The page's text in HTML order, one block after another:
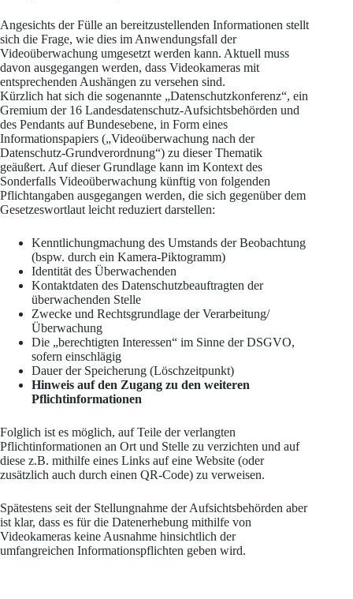
Angesichts der Fülle an bereitzustellenden Informationen stellt
sich die Frage, wie dies im Anwendungsfall der
Videoüberwachung umgesetzt werden kann. Aktuell muss
davon ausgegangen werden, dass Videokameras mit
entsprechenden Aushängen zu versehen sind.
Kürzlich hat sich die sogenannte „Datenschutzkonferenz“, ein
Gremium der 16 Landesdatenschutz-Aufsichtsbehörden und
des Pendants auf Bundesebene, in Form eines
Informationspapiers („Videoüberwachung nach der
Datenschutz-Grundverordnung“) zu dieser Thematik
geäußert. Auf dieser Grundlage kann im Kontext des
Sonderfalls Videoüberwachung künftig von folgenden
Pflichtangaben ausgegangen werden, die sich gegenüber dem
Gesetzeswortlaut leicht reduziert darstellen:
Kenntlichungmachung des Umstands der Beobachtung
(bspw. durch ein Kamera-Piktogramm)
Identität des Überwachenden
Kontaktdaten des Datenschutzbeauftragten der
überwachenden Stelle
Zwecke und Rechtsgrundlage der Verarbeitung/
Überwachung
Die „berechtigten Interessen“ im Sinne der DSGVO,
sofern einschlägig
Dauer der Speicherung (Löschzeitpunkt)
Hinweis auf den Zugang zu den weiteren
Pflichtinformationen
Folglich ist es möglich, auf Teile der verlangten
Pflichtinformationen an Ort und Stelle zu verzichten und auf
diese z.B. mithilfe eines Links auf eine Website (oder
zusätzlich auch durch einen QR-Code) zu verweisen.
Spätestens seit der Stellungnahme der Aufsichtsbehörden aber
ist klar, dass es für die Datenerhebung mithilfe von
Videokameras keine Ausnahme hinsichtlich der
umfangreichen Informationspflichten geben wird.